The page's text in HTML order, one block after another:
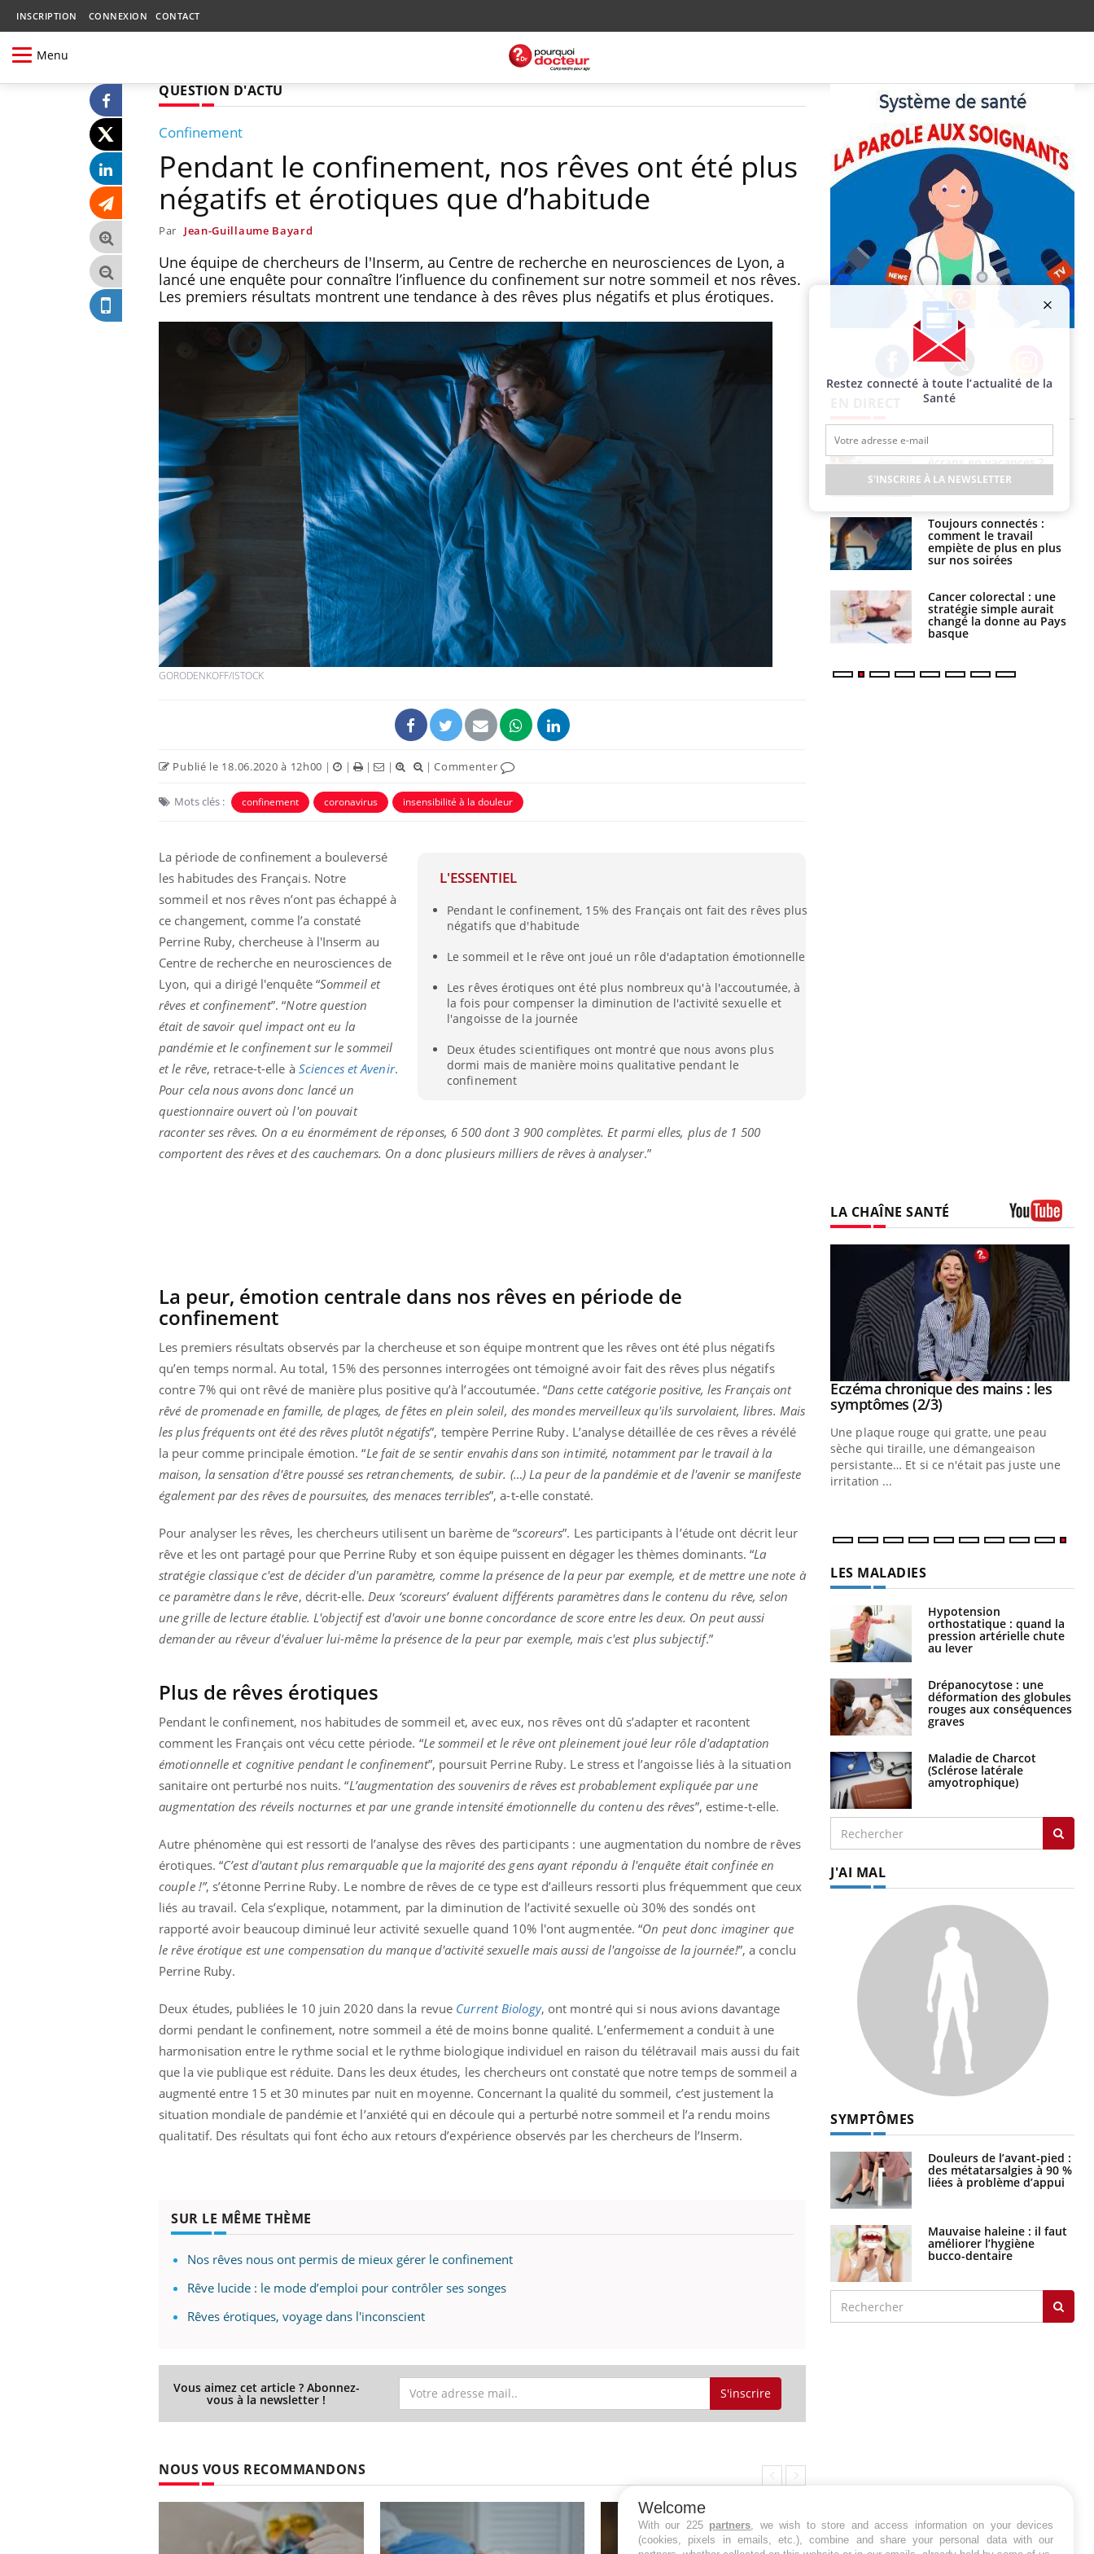
INSCRIPTION CONNEXION CONTACT
Menu
QUESTION D'ACTU
Confinement
Pendant le confinement, nos rêves ont été plus
négatifs et érotiques que d’habitude
Par Jean-Guillaume Bayard
Une équipe de chercheurs de l'Inserm, au Centre de recherche en neurosciences de Lyon, a
lancé une enquête pour connaître l’influence du confinement sur notre sommeil et nos rêves.
Les premiers résultats montrent une tendance à des rêves plus négatifs et plus érotiques.
GORODENKOFF/ISTOCK
Publié le 18.06.2020 à 12h00 | | | | |Commenter
Mots clés : confinement coronavirus insensibilité à la douleur
L'ESSENTIEL
Pendant le confinement, 15% des Français ont fait des rêves plus
négatifs que d'habitude
Le sommeil et le rêve ont joué un rôle d'adaptation émotionnelle
Les rêves érotiques ont été plus nombreux qu'à l'accoutumée, à
la fois pour compenser la diminution de l'activité sexuelle et
l'angoisse de la journée
Deux études scientifiques ont montré que nous avons plus
dormi mais de manière moins qualitative pendant le
confinement
La période de confinement a bouleversé
les habitudes des Français. Notre
sommeil et nos rêves n’ont pas échappé à
ce changement, comme l’a constaté
Perrine Ruby, chercheuse à l'Inserm au
Centre de recherche en neurosciences de
Lyon, qui a dirigé l'enquête “Sommeil et
rêves et confinement”. “Notre question
était de savoir quel impact ont eu la
pandémie et le confinement sur le sommeil
et le rêve, retrace-t-elle à Sciences et Avenir.
Pour cela nous avons donc lancé un
questionnaire ouvert où l'on pouvait
raconter ses rêves. On a eu énormément de réponses, 6 500 dont 3 900 complètes. Et parmi elles, plus de 1 500
comportent des rêves et des cauchemars. On a donc plusieurs milliers de rêves à analyser.”
La peur, émotion centrale dans nos rêves en période de
confinement
Les premiers résultats observés par la chercheuse et son équipe montrent que les rêves ont été plus négatifs
qu’en temps normal. Au total, 15% des personnes interrogées ont témoigné avoir fait des rêves plus négatifs
contre 7% qui ont rêvé de manière plus positive qu’à l’accoutumée. “Dans cette catégorie positive, les Français ont
rêvé de promenade en famille, de plages, de fêtes en plein soleil, des mondes merveilleux qu'ils survolaient, libres. Mais
les plus fréquents ont été des rêves plutôt négatifs”, tempère Perrine Ruby. L’analyse détaillée de ces rêves a révélé
la peur comme principale émotion. “Le fait de se sentir envahis dans son intimité, notamment par le travail à la
maison, la sensation d'être poussé ses retranchements, de subir. (…) La peur de la pandémie et de l'avenir se manifeste
également par des rêves de poursuites, des menaces terribles”, a-t-elle constaté.
Pour analyser les rêves, les chercheurs utilisent un barème de “scoreurs”. Les participants à l’étude ont décrit leur
rêve et les ont partagé pour que Perrine Ruby et son équipe puissent en dégager les thèmes dominants. “La
stratégie classique c'est de décider d'un paramètre, comme la présence de la peur par exemple, et de mettre une note à
ce paramètre dans le rêve, décrit-elle. Deux ‘scoreurs’ évaluent différents paramètres dans le contenu du rêve, selon
une grille de lecture établie. L'objectif est d'avoir une bonne concordance de score entre les deux. On peut aussi
demander au rêveur d'évaluer lui-même la présence de la peur par exemple, mais c'est plus subjectif.”
Plus de rêves érotiques
Pendant le confinement, nos habitudes de sommeil et, avec eux, nos rêves ont dû s’adapter et racontent
comment les Français ont vécu cette période. “Le sommeil et le rêve ont pleinement joué leur rôle d'adaptation
émotionnelle et cognitive pendant le confinement”, poursuit Perrine Ruby. Le stress et l’angoisse liés à la situation
sanitaire ont perturbé nos nuits. “L’augmentation des souvenirs de rêves est probablement expliquée par une
augmentation des réveils nocturnes et par une grande intensité émotionnelle du contenu des rêves”, estime-t-elle.
Autre phénomène qui est ressorti de l’analyse des rêves des participants : une augmentation du nombre de rêves
érotiques. “C’est d'autant plus remarquable que la majorité des gens ayant répondu à l'enquête était confinée en
couple !”, s’étonne Perrine Ruby. Le nombre de rêves de ce type est d’ailleurs ressorti plus fréquemment que ceux
liés au travail. Cela s’explique, notamment, par la diminution de l’activité sexuelle où 30% des sondés ont
rapporté avoir beaucoup diminué leur activité sexuelle quand 10% l'ont augmentée. “On peut donc imaginer que
le rêve érotique est une compensation du manque d'activité sexuelle mais aussi de l'angoisse de la journée!”, a conclu
Perrine Ruby.
Deux études, publiées le 10 juin 2020 dans la revue Current Biology, ont montré qui si nous avions davantage
dormi pendant le confinement, notre sommeil a été de moins bonne qualité. L’enfermement a conduit à une
harmonisation entre le rythme social et le rythme biologique individuel en raison du télétravail mais aussi du fait
que la vie publique est réduite. Dans les deux études, les chercheurs ont constaté que notre temps de sommeil a
augmenté entre 15 et 30 minutes par nuit en moyenne. Concernant la qualité du sommeil, c’est justement la
situation mondiale de pandémie et l’anxiété qui en découle qui a perturbé notre sommeil et l’a rendu moins
qualitatif. Des résultats qui font écho aux retours d’expérience observés par les chercheurs de l’Inserm.
SUR LE MÊME THÈME
Nos rêves nous ont permis de mieux gérer le confinement
Rêve lucide : le mode d’emploi pour contrôler ses songes
Rêves érotiques, voyage dans l'inconscient
Vous aimez cet article ? Abonnez-
vous à la newsletter ! S'inscrire
NOUS VOUS RECOMMANDONS
Facebook Twitter Instagram
en France
écrans en vacances ?
Toujours connectés :
comment le travail
empiète de plus en plus
sur nos soirées
Cancer colorectal : une
stratégie simple aurait
changé la donne au Pays
basque
LA CHAÎNE SANTÉ
COUP DE FOOD sur le diabèteYoutube
Coup de food sur le diabète, c'est votre
nouveau rendez-vous culinaire qui
bouscule les idées reçues ! Dans cet
épisode, une ...
Youtube
Quand l’entreprise mise sur le bien
être globalYoutube
"Les rendez-vous de la santé et de la
qualité de vie au travail" de Pourquoi
Docteur reçoivent Régis Blugeon, DRH et
directeur ...
Youtube
Eczéma chronique des mains : au
quotidien (3/3) Youtube
Dans cette vidéo, le Dr Inès Zaraa,
dermatologue à Paris, vous explique
comment protéger vos mains au quotidien
et éviter les ...
Youtube
Eczéma chronique des mains : les
symptômes (2/3)Youtube
Une plaque rouge qui gratte, une peau
sèche qui tiraille, une démangeaison
persistante… Et si ce n'était pas juste une
irritation ...
LES MALADIES
Hypotension
orthostatique : quand la
pression artérielle chute
au lever
Drépanocytose : une
déformation des globules
rouges aux conséquences
graves
Maladie de Charcot
(Sclérose latérale
amyotrophique)
J'AI MAL
SYMPTÔMES
Douleurs de l’avant-pied :
des métatarsalgies à 90 %
liées à problème d’appui
Mauvaise haleine : il faut
améliorer l’hygiène
bucco-dentaire
Restez connecté à toute l’actualité de la
Santé
S'INSCRIRE À LA NEWSLETTER
Welcome
With our 225 partners, we wish to store and access information on your devices
(cookies, pixels in emails, etc.), combine and share your personal data with our